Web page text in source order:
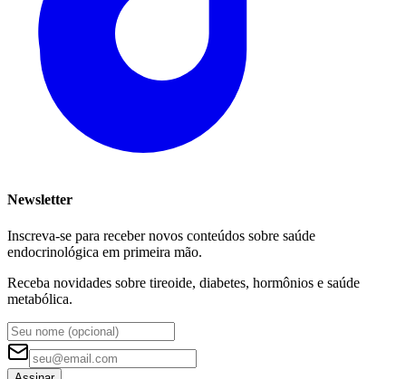
Newsletter
Inscreva-se para receber novos conteúdos sobre saúde
endocrinológica em primeira mão.
Receba novidades sobre tireoide, diabetes, hormônios e saúde
metabólica.